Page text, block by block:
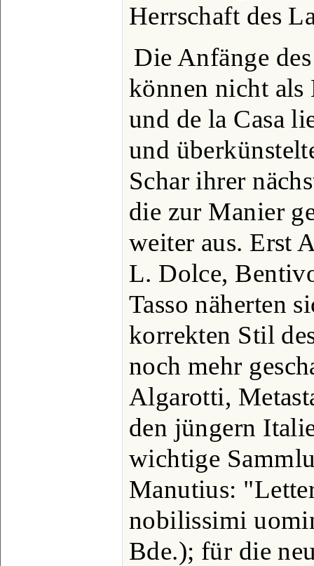
Herrschaft des
Die Anfänge
können nicht als
und de la Casa
und
Schar ihrer
die zur Manier
weiter aus. Erst
L. Dolce,
Tasso näherten
korrekten Stil
noch mehr
Algarotti,
den jüngern
wichtige
Manutius:
nobilissimi
Bde.); für die